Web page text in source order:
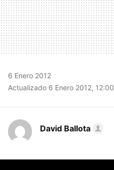
6 Enero 2012
Actualizado 6 Enero 2012, 12:00
David Ballota